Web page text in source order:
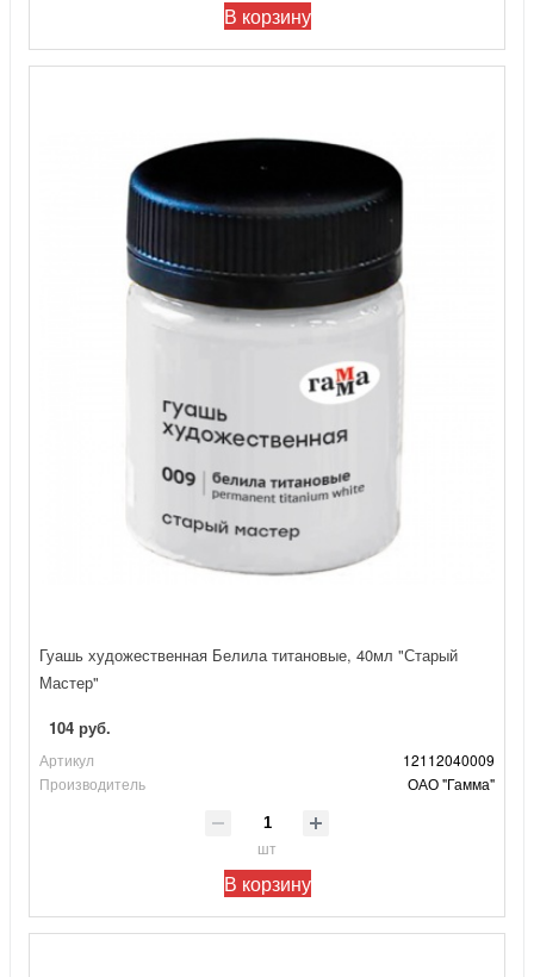
В корзину
Гуашь художественная Белила титановые, 40мл "Старый
Мастер"
104 руб.
Артикул
12112040009
Производитель
ОАО "Гамма"
шт
В корзину